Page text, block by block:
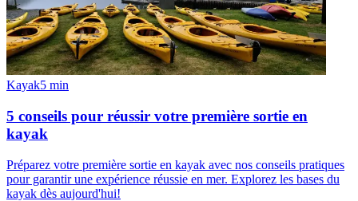
Kayak5 min
5 conseils pour réussir votre première sortie en
kayak
Préparez votre première sortie en kayak avec nos conseils pratiques
pour garantir une expérience réussie en mer. Explorez les bases du
kayak dès aujourd'hui!